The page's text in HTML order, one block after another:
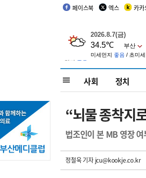
페이스북 엑스 카카
사회 정치
“뇌물 종착지
법조인이 본 MB 영장 여
정철욱 기자jcu@kookje.co.kr